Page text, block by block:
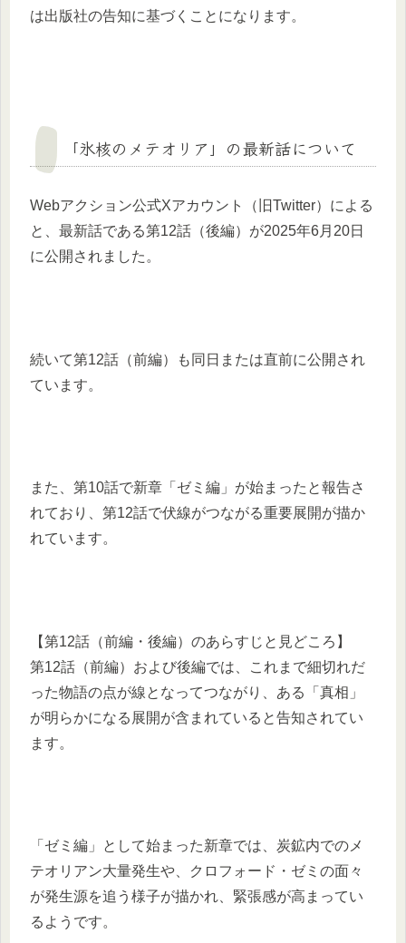
は出版社の告知に基づくことになります。
「氷核のメテオリア」の最新話について
Webアクション公式Xアカウント（旧Twitter）による
と、最新話である第12話（後編）が2025年6月20日
に公開されました。
続いて第12話（前編）も同日または直前に公開され
ています。
また、第10話で新章「ゼミ編」が始まったと報告さ
れており、第12話で伏線がつながる重要展開が描か
れています。
【第12話（前編・後編）のあらすじと見どころ】
第12話（前編）および後編では、これまで細切れだ
った物語の点が線となってつながり、ある「真相」
が明らかになる展開が含まれていると告知されてい
ます。
「ゼミ編」として始まった新章では、炭鉱内でのメ
テオリアン大量発生や、クロフォード・ゼミの面々
が発生源を追う様子が描かれ、緊張感が高まってい
るようです。